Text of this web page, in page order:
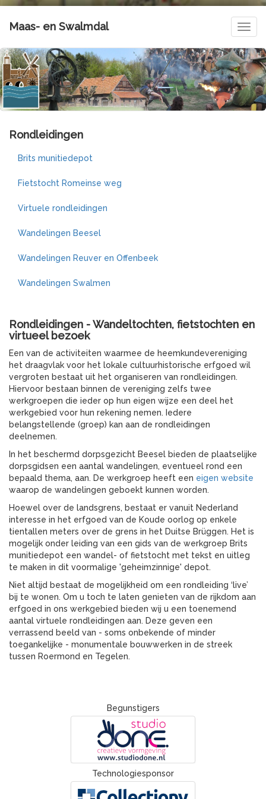
Maas- en Swalmdal
Rondleidingen
Brits munitiedepot
Fietstocht Romeinse weg
Virtuele rondleidingen
Wandelingen Beesel
Wandelingen Reuver en Offenbeek
Wandelingen Swalmen
Rondleidingen - Wandeltochten, fietstochten en
virtueel bezoek
Een van de activiteiten waarmee de heemkundevereniging
het draagvlak voor het lokale cultuurhistorische erfgoed wil
vergroten bestaat uit het organiseren van rondleidingen.
Hiervoor bestaan binnen de vereniging zelfs twee
werkgroepen die ieder op hun eigen wijze een deel het
werkgebied voor hun rekening nemen. Iedere
belangstellende (groep) kan aan de rondleidingen
deelnemen.
In het beschermd dorpsgezicht Beesel bieden de plaatselijke
dorpsgidsen een aantal wandelingen, eventueel rond een
bepaald thema, aan. De werkgroep heeft een eigen website
waarop de wandelingen geboekt kunnen worden.
Hoewel over de landsgrens, bestaat er vanuit Nederland
interesse in het erfgoed van de Koude oorlog op enkele
tientallen meters over de grens in het Duitse Brüggen. Het is
mogelijk onder leiding van een gids van de werkgroep Brits
munitiedepot een wandel- of fietstocht met tekst en uitleg
te maken in dit voormalige 'geheimzinnige' depot.
Niet altijd bestaat de mogelijkheid om een rondleiding ‘live’
bij te wonen. Om u toch te laten genieten van de rijkdom aan
erfgoed in ons werkgebied bieden wij u een toenemend
aantal virtuele rondleidingen aan. Deze geven een
verrassend beeld van - soms onbekende of minder
toegankelijke - monumentale bouwwerken in de streek
tussen Roermond en Tegelen.
Begunstigers
Technologiesponsor